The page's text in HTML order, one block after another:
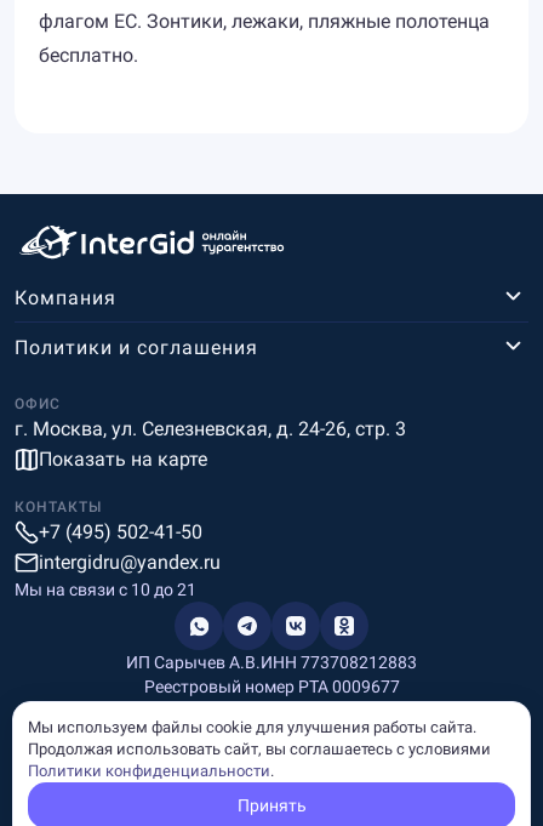
флагом ЕС. Зонтики, лежаки, пляжные полотенца
бесплатно.
Компания
ОФИС
г. Москва, ул. Селезневская, д. 24-26, стр. 3
Показать на карте
Политики и соглашения
КОНТАКТЫ
+7 (495) 502-41-50
intergidru@yandex.ru
Мы на связи c 10 до 21
ИП Сарычев А.В.ИНН 773708212883
Реестровый номер РТА 0009677
Информация, размещённая на сайте, носит информационный
характер и не является рекламой и публичной офертой.
Мы используем файлы cookie для улучшения работы сайта.
Продолжая использовать сайт, вы соглашаетесь с условиями
Политики конфиденциальности.
Принять